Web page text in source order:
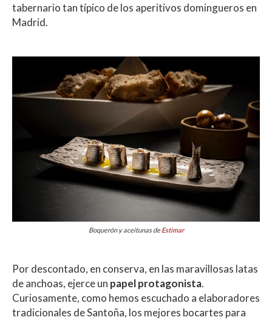
tabernario tan típico de los aperitivos domingueros en
Madrid.
Boquerón y aceitunas deEstimar
Por descontado, en conserva, en las maravillosas latas
de anchoas, ejerce un papel protagonista.
Curiosamente, como hemos escuchado a elaboradores
tradicionales de Santoña, los mejores bocartes para